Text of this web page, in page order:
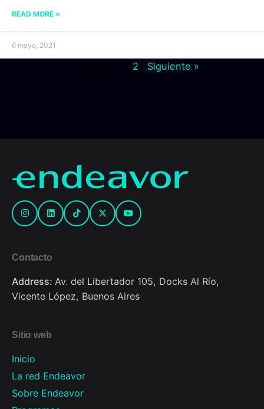
READ MORE »
6 mayo, 2021
2 Siguiente »
Contacto
Address: Av. del Libertador 105, Docks Al Río,
Vicente López, Buenos Aires
Sitio web
Inicio
La red Endeavor
Sobre Endeavor